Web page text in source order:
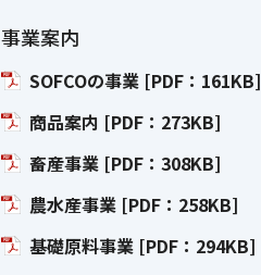
事業案内
SOFCOの事業 [PDF：161KB]
商品案内 [PDF：273KB]
畜産事業 [PDF：308KB]
農水産事業 [PDF：258KB]
基礎原料事業 [PDF：294KB]